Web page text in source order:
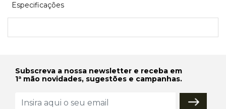
Especificações
Subscreva a nossa newsletter e receba em
1ª mão novidades, sugestões e campanhas.